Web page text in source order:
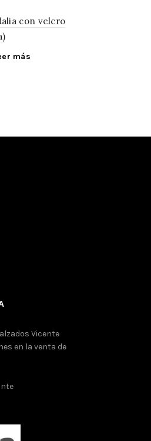
con velcro
más
Vicente
en la venta de